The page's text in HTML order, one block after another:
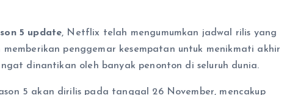
5 update, Netflix telah mengumumkan jadwal rilis yang
penggemar kesempatan untuk menikmati akhir
dinantikan oleh banyak penonton di seluruh dunia.
5 akan dirilis pada tanggal 26 November, mencakup